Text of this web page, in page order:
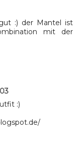
:) der Mantel ist
mit der
:)